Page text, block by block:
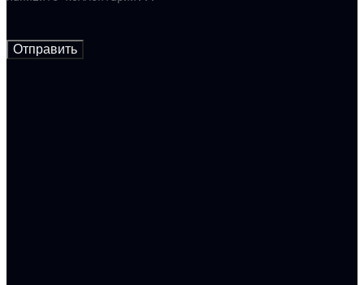
Отправить